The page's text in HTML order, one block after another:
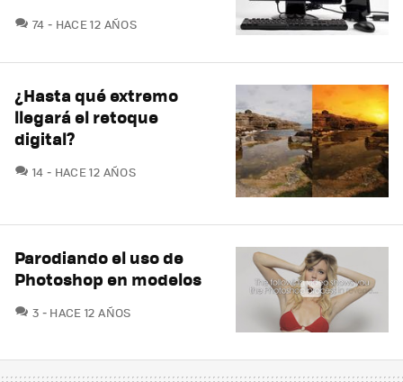
74 COMENTARIOS
HACE 12 AÑOS
¿Hasta qué extremo
llegará el retoque
digital?
14 COMENTARIOS
HACE 12 AÑOS
Parodiando el uso de
Photoshop en modelos
3 COMENTARIOS
HACE 12 AÑOS